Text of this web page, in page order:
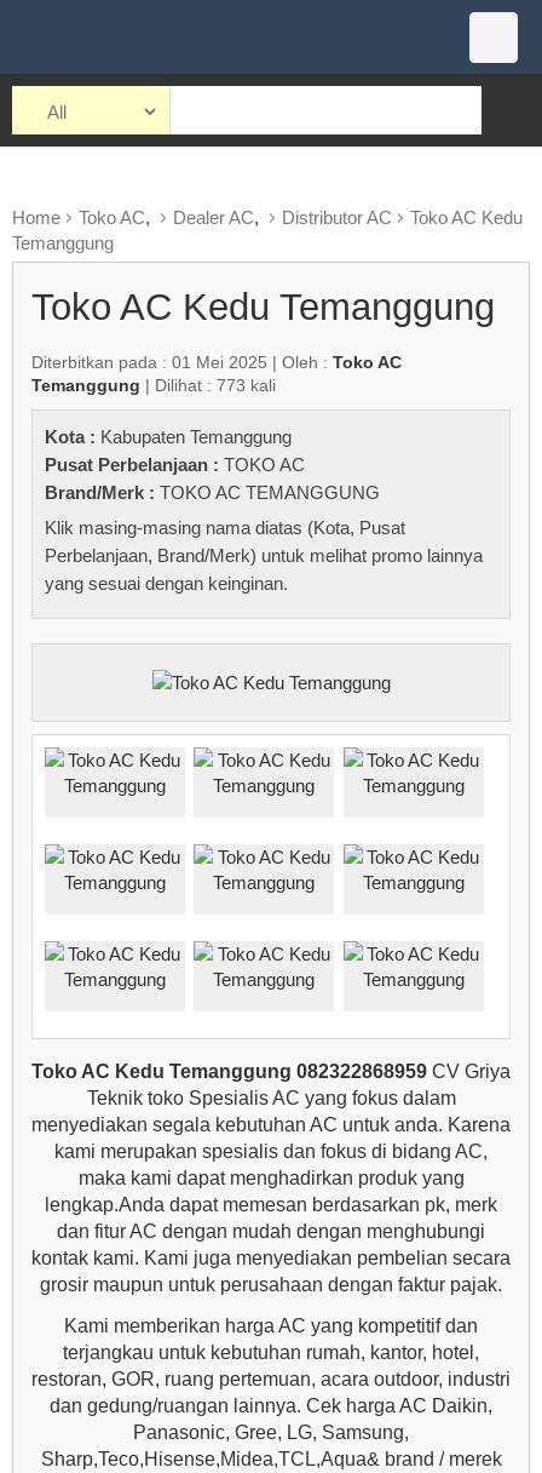
Home Toko AC, Dealer AC, Distributor AC
Toko AC Kedu
Temanggung
Toko AC Kedu Temanggung
Diterbitkan pada : 01 Mei 2025 | Oleh : Toko AC
Temanggung | Dilihat : 773 kali
Kota : Kabupaten Temanggung
Pusat Perbelanjaan : TOKO AC
Brand/Merk : TOKO AC TEMANGGUNG
Klik masing-masing nama diatas (Kota, Pusat
Perbelanjaan, Brand/Merk) untuk melihat promo lainnya
yang sesuai dengan keinginan.
Toko AC Kedu Temanggung 082322868959 CV Griya
Teknik toko Spesialis AC yang fokus dalam
menyediakan segala kebutuhan AC untuk anda. Karena
kami merupakan spesialis dan fokus di bidang AC,
maka kami dapat menghadirkan produk yang
lengkap.Anda dapat memesan berdasarkan pk, merk
dan fitur AC dengan mudah dengan menghubungi
kontak kami. Kami juga menyediakan pembelian secara
grosir maupun untuk perusahaan dengan faktur pajak.
Kami memberikan harga AC yang kompetitif dan
terjangkau untuk kebutuhan rumah, kantor, hotel,
restoran, GOR, ruang pertemuan, acara outdoor, industri
dan gedung/ruangan lainnya. Cek harga AC Daikin,
Panasonic, Gree, LG, Samsung,
Sharp,Teco,Hisense,Midea,TCL,Aqua& brand / merek